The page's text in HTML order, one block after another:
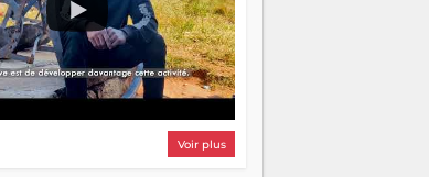
Voir plus